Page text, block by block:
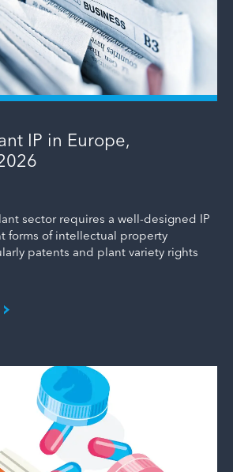
IP in Europe,
sector requires a well-designed IP
forms of intellectual property
patents and plant variety rights